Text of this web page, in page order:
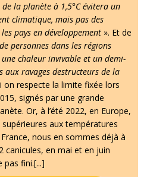
la planète à 1,5°C évitera un
climatique, mais pas des
pays en développement ». Et de
personnes dans les régions
chaleur invivable et un demi-
ravages destructeurs de la
on respecte la limite fixée lors
signés par une grande
Or, à l’été 2022, en Europe,
aux températures
nous en sommes déjà à
canicules, en mai et en juin
pas fini.[...]